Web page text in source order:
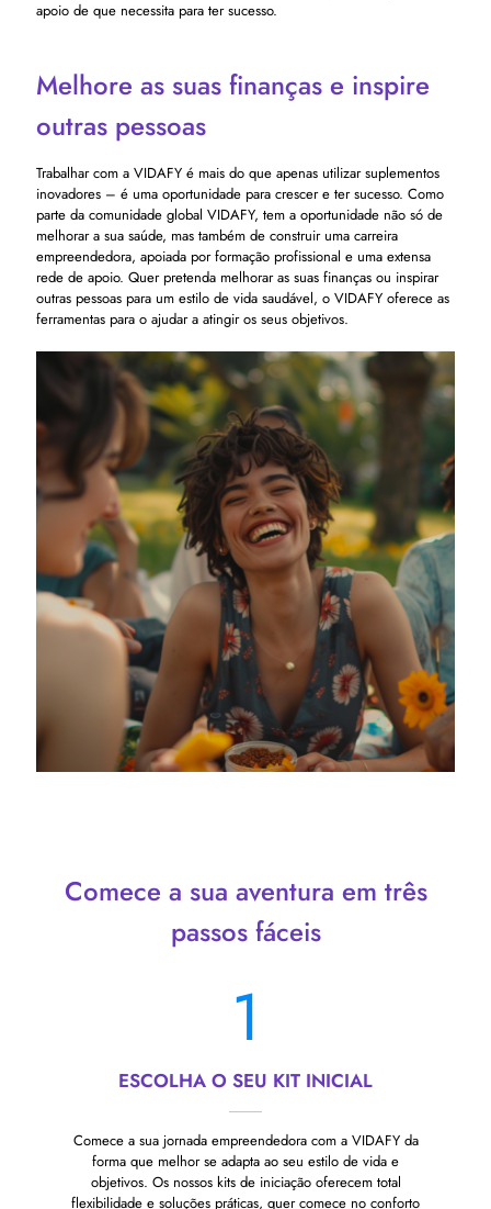
apoio de que necessita para ter sucesso.
Melhore as suas finanças e inspire
outras pessoas
Trabalhar com a VIDAFY é mais do que apenas utilizar suplementos
inovadores – é uma oportunidade para crescer e ter sucesso. Como
parte da comunidade global VIDAFY, tem a oportunidade não só de
melhorar a sua saúde, mas também de construir uma carreira
empreendedora, apoiada por formação profissional e uma extensa
rede de apoio. Quer pretenda melhorar as suas finanças ou inspirar
outras pessoas para um estilo de vida saudável, o VIDAFY oferece as
ferramentas para o ajudar a atingir os seus objetivos.
Comece a sua aventura em três
passos fáceis
1
ESCOLHA O SEU KIT INICIAL
Comece a sua jornada empreendedora com a VIDAFY da
forma que melhor se adapta ao seu estilo de vida e
objetivos. Os nossos kits de iniciação oferecem total
flexibilidade e soluções práticas, quer comece no conforto